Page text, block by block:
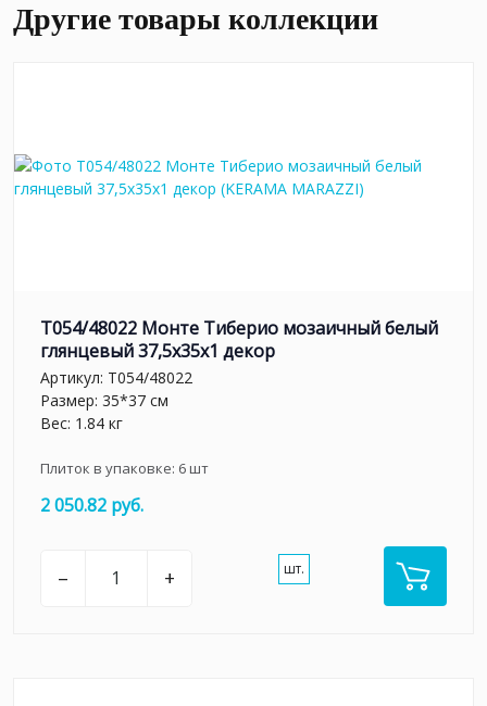
Другие товары коллекции
T054/48022 Монте Тиберио мозаичный белый
глянцевый 37,5x35x1 декор
Артикул: T054/48022
Размер: 35*37 см
Вес: 1.84 кг
Плиток в упаковке: 6шт
2 050.82 руб.
– + шт.